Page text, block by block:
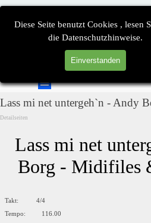
Diese Seite benutzt Cookies , lesen
die Datenschutzhinweise.
Einverstanden
Direkt zum Seiteninhalt
Menü
Lass mi net untergeh`n - Andy
Detailseiten
Lass mi net
Borg - Midifiles
Takt: 4/4
Tempo: 116.00